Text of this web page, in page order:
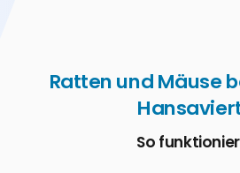
Ratten und Mäuse
So